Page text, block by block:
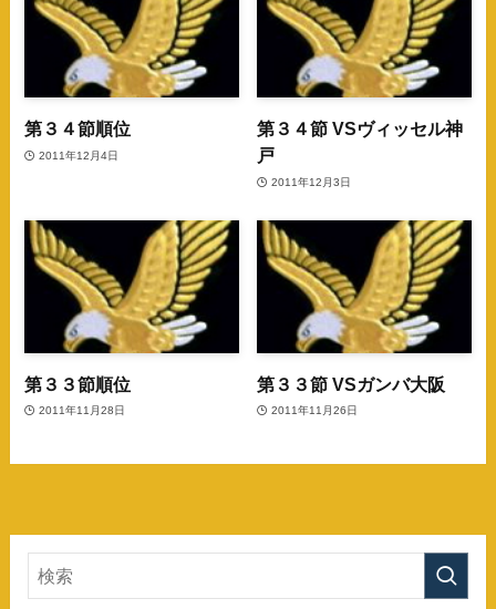
第３４節順位
2011年12月4日
第３４節 VSヴィッセル神
戸
2011年12月3日
第３３節順位
2011年11月28日
第３３節 VSガンバ大阪
2011年11月26日